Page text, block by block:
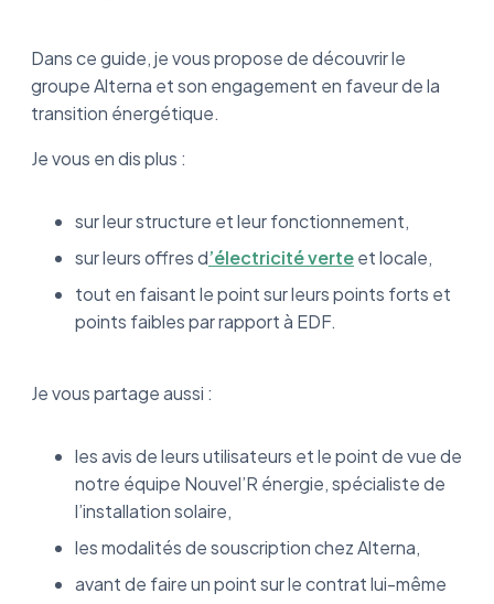
Dans ce guide, je vous propose de découvrir le
groupe Alterna et son engagement en faveur de la
transition énergétique.
Je vous en dis plus :
sur leur structure et leur fonctionnement,
sur leurs offres d’électricité verteet locale,
tout en faisant le point sur leurs points forts et
points faibles par rapport à EDF.
Je vous partage aussi :
les avis de leurs utilisateurs et le point de vue de
notre équipe Nouvel’R énergie, spécialiste de
l’installation solaire,
les modalités de souscription chez Alterna,
avant de faire un point sur le contrat lui-même
Qui est Alterna, et pourquoi les choisir, ce
qu’on a appris :